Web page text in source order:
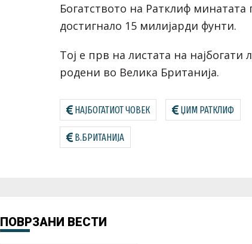
Богатството на Ратклиф минатата
достигнало 15 милијарди фунти.
Тој е прв на листата на најбогати
родени во Велика Британија.
НАЈБОГАТИОТ ЧОВЕК ЏИМ РАТКЛИФ
В.БРИТАНИЈА
ПОВРЗАНИ ВЕСТИ